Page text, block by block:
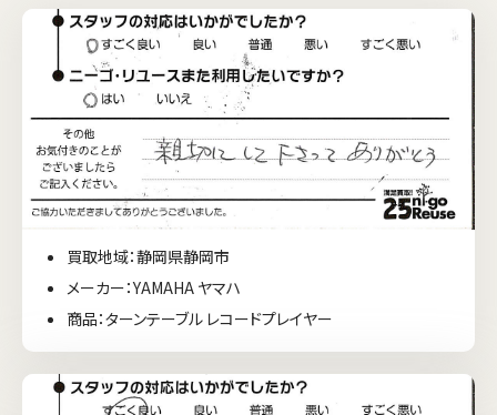
買取地域：静岡県静岡市
メーカー：YAMAHA ヤマハ
商品：ターンテーブル レコードプレイヤー